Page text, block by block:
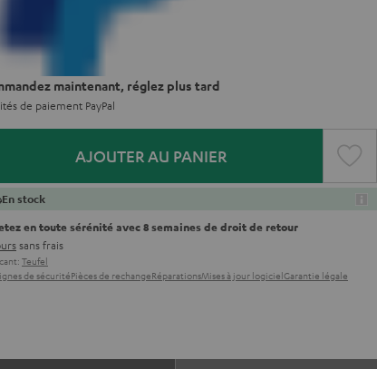
maintenant, réglez plus tard
de paiement PayPal
AJOUTER AU PANIER
En stock
en toute sérénité avec 8 semaines de droit de retour
sans frais
Teufel
de sécuritéPièces de rechangeRéparationsMises à jour logicielGarantie légale